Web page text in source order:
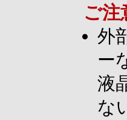
ご注
外
ー
液
な